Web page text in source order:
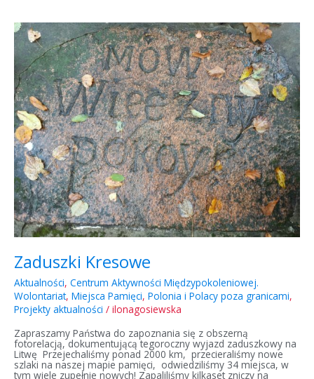
Zaduszki Kresowe
Aktualności, Centrum Aktywności Międzypokoleniowej.
Wolontariat, Miejsca Pamięci, Polonia i Polacy poza granicami,
Projekty aktualności / ilonagosiewska
Zapraszamy Państwa do zapoznania się z obszerną
fotorelacją, dokumentującą tegoroczny wyjazd zaduszkowy na
Litwę Przejechaliśmy ponad 2000 km, przecieraliśmy nowe
szlaki na naszej mapie pamięci, odwiedziliśmy 34 miejsca, w
tym wiele zupełnie nowych! Zapaliliśmy kilkaset zniczy na
Zaduszki
Kresowe